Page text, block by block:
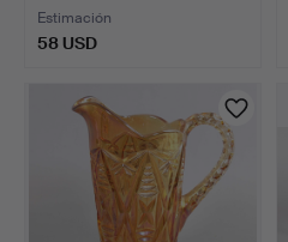
Estimación
58 USD